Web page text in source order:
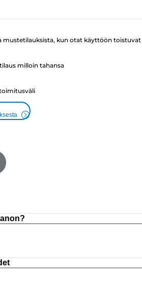
mustetilauksista, kun otat käyttöön
milloin tahansa